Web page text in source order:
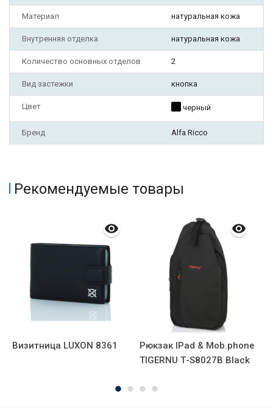
Материал натуральная кожа
Внутренняя отделка натуральная кожа
Количество основных отделов 2
Вид застежки кнопка
Цвет черный
Бренд Alfa Ricco
Рекомендуемые товары
Визитница LUXON 8361
Рюкзак IPad & Mob.phone
TIGERNU Т-S8027B Black